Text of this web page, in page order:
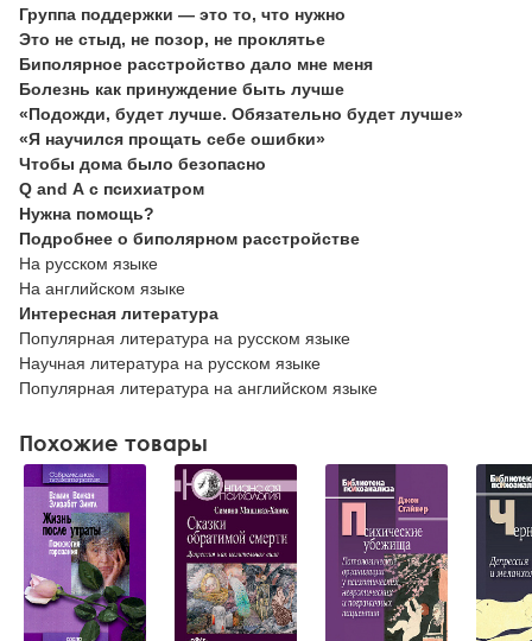
Группа поддержки — это то, что нужно
Это не стыд, не позор, не проклятье
Биполярное расстройство дало мне меня
Болезнь как принуждение быть лучше
«Подожди, будет лучше. Обязательно будет лучше»
«Я научился прощать себе ошибки»
Чтобы дома было безопасно
Q and А с психиатром
Нужна помощь?
Подробнее о биполярном расстройстве
На русском языке
На английском языке
Интересная литература
Популярная литература на русском языке
Научная литература на русском языке
Популярная литература на английском языке
Похожие товары